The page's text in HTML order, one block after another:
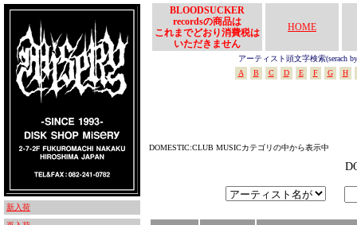
新入荷
BLOODSUCKER
recordsの商品は
これまでどおり消費税は
いただきません
HOME
アーティスト頭文字検索(serach
A
B C D E F G H
DOMESTIC:CLUB MUSICカテゴリの中から表示中